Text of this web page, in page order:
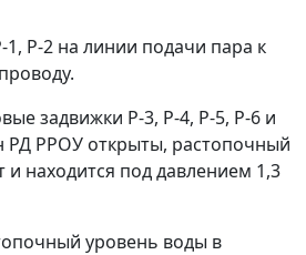
Р-2 на линии подачи пара к
задвижки Р-3, Р-4, Р-5, Р-6 и
РД РРОУ открыты, растопочный
и находится под давлением 1,3
уровень воды в